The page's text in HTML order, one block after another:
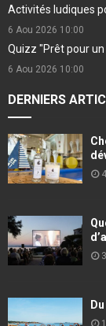
Activités ludiques
6 Aou 2026 10:00
Quizz "Prêt pour
6 Aou 2026 10:00
DERNIERS